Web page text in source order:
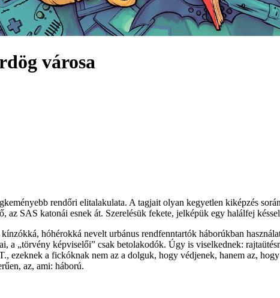
városa
rendőri elitalakulata. A tagjait olyan kegyetlen kiképzés
az SAS katonái esnek át. Szerelésük fekete, jelképük egy halálfej
hóhérokká nevelt urbánus rendfenntartók háborúkban
a „törvény képviselői” csak betolakodók. Úgy is viselkednek:
ezeknek a fickóknak nem az a dolguk, hogy védjenek, hanem az,
az, ami: háború.